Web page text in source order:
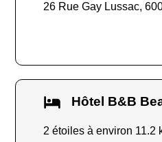
26 Rue Gay Lussac,
Hôtel B&B
2 étoiles à environ 11.2